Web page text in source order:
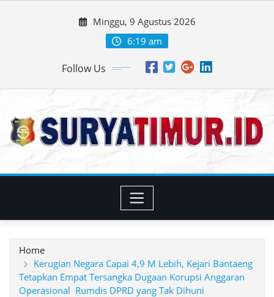
Minggu, 9 Agustus 2026
6:19 am
Follow Us
Home
Kerugian Negara Capai 4,9 M Lebih, Kejari Bantaeng
Tetapkan Empat Tersangka Dugaan Korupsi Anggaran
Operasional Rumdis DPRD yang Tak Dihuni